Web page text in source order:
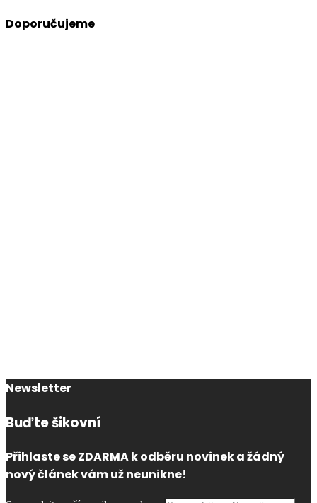
Doporučujeme
Newsletter
Buďte šikovní
Přihlaste se ZDARMA k odběru novinek a žádný
nový článek vám už neunikne!